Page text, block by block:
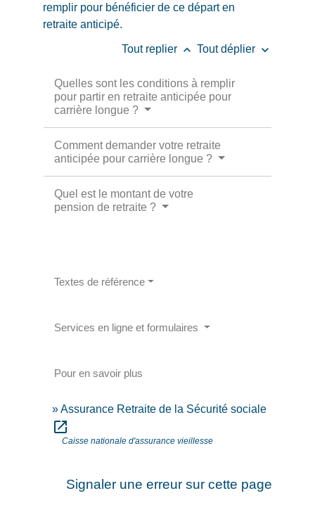
remplir pour bénéficier de ce départ en
retraite anticipé.
Tout replier keyboard_arrow_up Tout déplier keyboard_arrow_down
Quelles sont les conditions à remplir
pour partir en retraite anticipée pour
carrière longue ?
Comment demander votre retraite
anticipée pour carrière longue ?
Quel est le montant de votre
pension de retraite ?
Textes de référence
Services en ligne et formulaires
Pour en savoir plus
Assurance Retraite de la Sécurité sociale
open_in_new
Caisse nationale d'assurance vieillesse
Signaler une erreur sur cette page